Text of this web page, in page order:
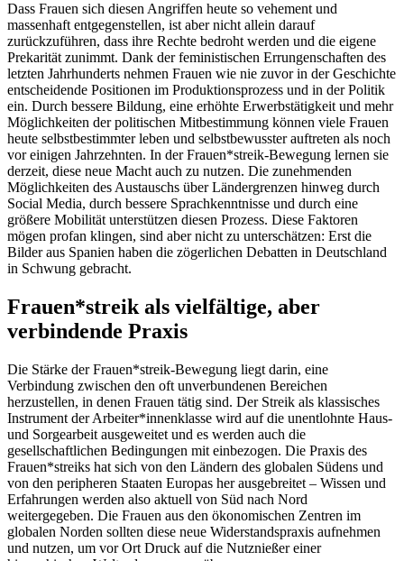
Dass Frauen sich diesen Angriffen heute so vehement und
massenhaft entgegenstellen, ist aber nicht allein darauf
zurückzuführen, dass ihre Rechte bedroht werden und die eigene
Prekarität zunimmt. Dank der feministischen Errungenschaften des
letzten Jahrhunderts nehmen Frauen wie nie zuvor in der Geschichte
entscheidende Positionen im Produktionsprozess und in der Politik
ein. Durch bessere Bildung, eine erhöhte Erwerbstätigkeit und mehr
Möglichkeiten der politischen Mitbestimmung können viele Frauen
heute selbstbestimmter leben und selbstbewusster auftreten als noch
vor einigen Jahrzehnten. In der Frauen*streik-Bewegung lernen sie
derzeit, diese neue Macht auch zu nutzen. Die zunehmenden
Möglichkeiten des Austauschs über Ländergrenzen hinweg durch
Social Media, durch bessere Sprachkenntnisse und durch eine
größere Mobilität unterstützen diesen Prozess. Diese Faktoren
mögen profan klingen, sind aber nicht zu unterschätzen: Erst die
Bilder aus Spanien haben die zögerlichen Debatten in Deutschland
in Schwung gebracht.
Frauen*streik als vielfältige, aber
verbindende Praxis
Die Stärke der Frauen*streik-Bewegung liegt darin, eine
Verbindung zwischen den oft unverbundenen Bereichen
herzustellen, in denen Frauen tätig sind. Der Streik als klassisches
Instrument der Arbeiter*innenklasse wird auf die unentlohnte Haus-
und Sorgearbeit ausgeweitet und es werden auch die
gesellschaftlichen Bedingungen mit einbezogen. Die Praxis des
Frauen*streiks hat sich von den Ländern des globalen Südens und
von den peripheren Staaten Europas her ausgebreitet – Wissen und
Erfahrungen werden also aktuell von Süd nach Nord
weitergegeben. Die Frauen aus den ökonomischen Zentren im
globalen Norden sollten diese neue Widerstandspraxis aufnehmen
und nutzen, um vor Ort Druck auf die Nutznießer einer